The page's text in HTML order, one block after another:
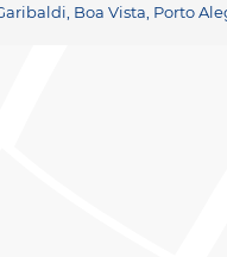
Boa Vista, Porto